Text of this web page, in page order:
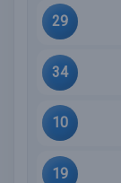
29
34
10
19